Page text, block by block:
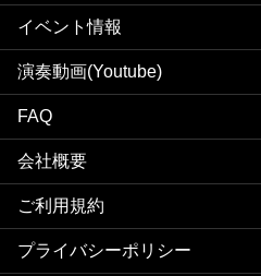
イベント情報
演奏動画(Youtube)
FAQ
会社概要
ご利用規約
プライバシーポリシー